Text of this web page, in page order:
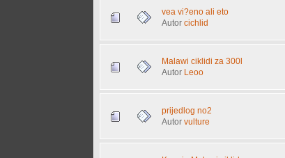
vea vi?eno ali eto
Autorcichlid
Malawi ciklidi za 300l
Autor Leoo
prijedlog no2
Autorvulture